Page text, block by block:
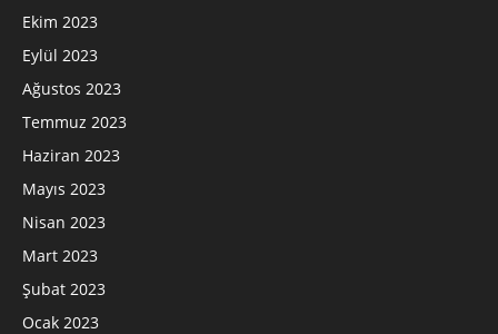
Ekim 2023
Eylül 2023
Ağustos 2023
Temmuz 2023
Haziran 2023
Mayıs 2023
Nisan 2023
Mart 2023
Şubat 2023
Ocak 2023